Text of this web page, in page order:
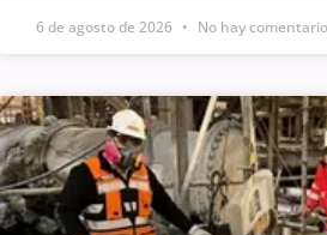
6 de agosto de 2026 No hay